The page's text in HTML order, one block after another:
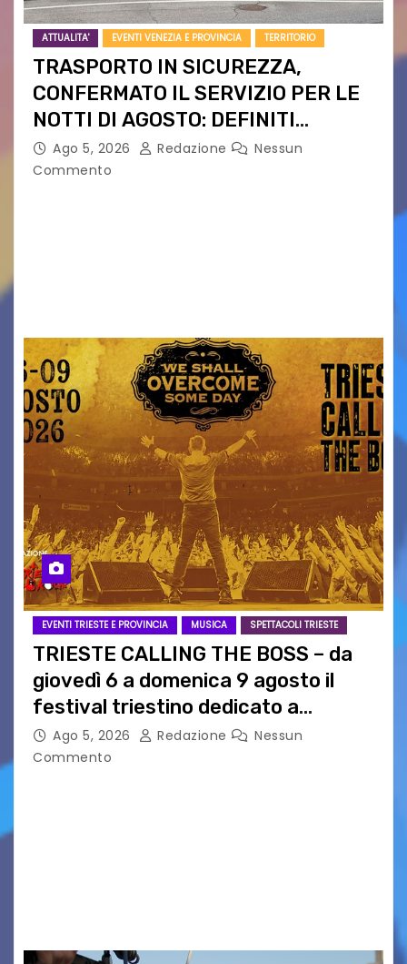
ATTUALITA' EVENTI VENEZIA E PROVINCIA TERRITORIO
TRASPORTO IN SICUREZZA,
CONFERMATO IL SERVIZIO PER LE
NOTTI DI AGOSTO: DEFINITI
PERCORSI, FERMATE E ORARIO
Ago 5, 2026 Redazione
Nessun
Commento
EVENTI TRIESTE E PROVINCIA MUSICA SPETTACOLI TRIESTE
TRIESTE CALLING THE BOSS – da
giovedì 6 a domenica 9 agosto il
festival triestino dedicato a
Springsteen
Ago 5, 2026 Redazione
Nessun
Commento